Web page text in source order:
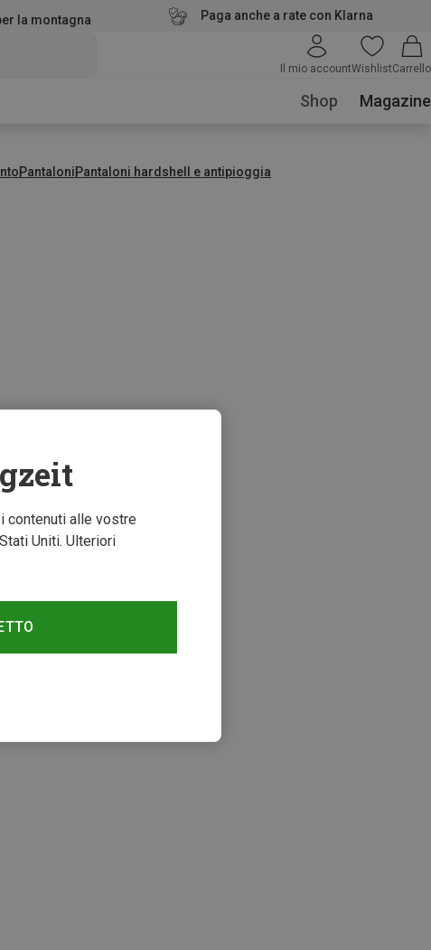
la montagna Paga anche a rate con Klarna
Il mio accountWishlistCarrello
Shop Magazine
PantaloniPantaloni hardshell e antipioggia
contenuti alle vostre
Uniti. Ulteriori